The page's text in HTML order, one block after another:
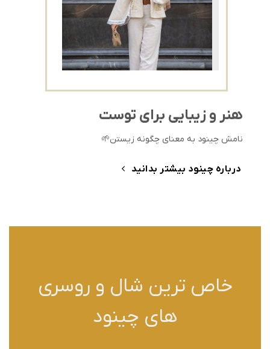
هنر و زیبایی برای توست
نامش چینود به معنای چگونه زیستن🌱
درباره چینود بیشتر بدانید
خاص ترین شال و روسری
های چینود